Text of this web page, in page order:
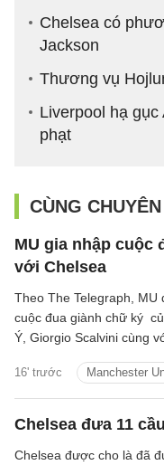
Chelsea có
Jackson
Thương vụ
Liverpool hạ
phạt
CÙNG
MU gia nhập cuộc
với Chelsea
16' trước Manchester
Theo The Telegraph, MU
cuộc đua giành chữ ký
Ý, Giorgio Scalvini cùng
Chelsea đưa 11
Chelsea được cho là đã